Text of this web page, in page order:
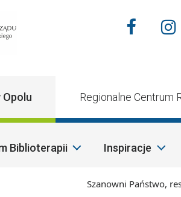
Nasze
Facebook
Regionalne Centrum
Biblioterapii Inspiracje
Szanowni Państwo,